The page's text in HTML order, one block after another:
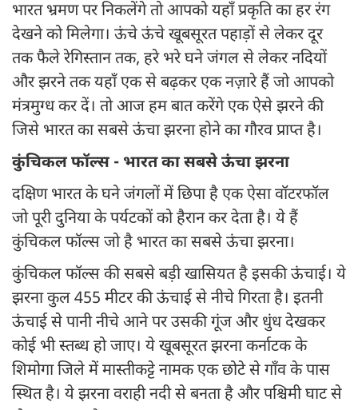
भारत भ्रमण पर निकलेंगे तो आपको यहाँ प्रकृति का हर रंग
देखने को मिलेगा। ऊंचे ऊंचे खूबसूरत पहाड़ों से लेकर दूर
तक फैले रेगिस्तान तक, हरे भरे घने जंगल से लेकर नदियों
और झरने तक यहाँ एक से बढ़कर एक नज़ारे हैं जो आपको
मंत्रमुग्ध कर दें। तो आज हम बात करेंगे एक ऐसे झरने की
जिसे भारत का सबसे ऊंचा झरना होने का गौरव प्राप्त है।
कुंचिकल फॉल्स - भारत का सबसे ऊंचा झरना
दक्षिण भारत के घने जंगलों में छिपा है एक ऐसा वॉटरफॉल
जो पूरी दुनिया के पर्यटकों को हैरान कर देता है। ये हैं
कुंचिकल फॉल्स जो है भारत का सबसे ऊंचा झरना।
कुंचिकल फॉल्स की सबसे बड़ी खासियत है इसकी ऊंचाई। ये
झरना कुल 455 मीटर की ऊंचाई से नीचे गिरता है। इतनी
ऊंचाई से पानी नीचे आने पर उसकी गूंज और धुंध देखकर
कोई भी स्तब्ध हो जाए। ये खूबसूरत झरना कर्नाटक के
शिमोगा जिले में मास्तीकट्टे नामक एक छोटे से गाँव के पास
स्थित है। ये झरना वराही नदी से बनता है और पश्चिमी घाट से